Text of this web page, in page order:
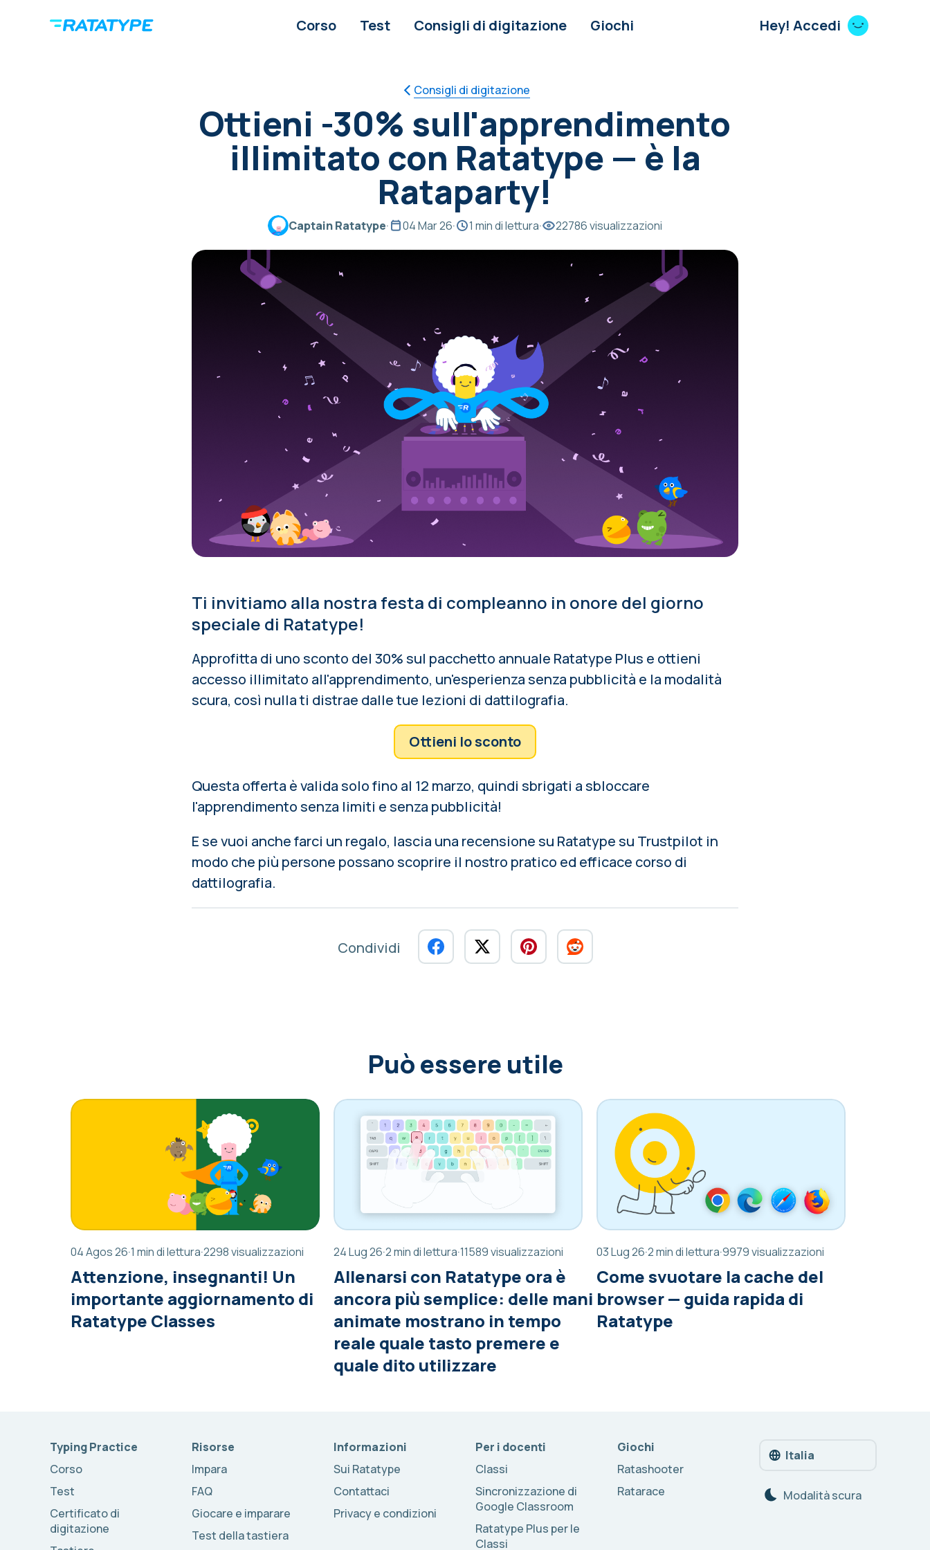
Corso Test Consigli di digitazione Giochi Hey! Accedi
Consigli di digitazione
Ottieni -30% sull'apprendimento
illimitato con Ratatype — è la
Rataparty!
Captain Ratatype· 04 Mar 26· 1 min di lettura· 22786 visualizzazioni
Ti invitiamo alla nostra festa di compleanno in onore del giorno
speciale di Ratatype!
Approfitta di uno sconto del 30% sul pacchetto annuale Ratatype Plus e ottieni
accesso illimitato all'apprendimento, un'esperienza senza pubblicità e la modalità
scura, così nulla ti distrae dalle tue lezioni di dattilografia.
Ottieni lo sconto
Questa offerta è valida solo fino al 12 marzo, quindi sbrigati a sbloccare
l'apprendimento senza limiti e senza pubblicità!
E se vuoi anche farci un regalo, lascia una recensione su Ratatypesu Trustpilot in
modo che più persone possano scoprire il nostro pratico ed efficace corso di
dattilografia.
Condividi
Può essere utile
04 Agos 26·1 min di lettura·2298 visualizzazioni
Attenzione, insegnanti! Un
importante aggiornamento di
Ratatype Classes
24 Lug 26·2 min di lettura·11589 visualizzazioni
Allenarsi con Ratatype ora è
ancora più semplice: delle mani
animate mostrano in tempo
reale quale tasto premere e
quale dito utilizzare
03 Lug 26·2 min di lettura·9979 visualizzazioni
Come svuotare la cache del
browser — guida rapida di
Ratatype
Typing Practice
Corso
Test
Certificato di
digitazione
Risorse
Impara
FAQ
Giocare e imparare
Test della tastiera
Informazioni
Sui Ratatype
Contattaci
Privacy e condizioni
Per i docenti
Classi
Sincronizzazione di
Google Classroom
Ratatype Plus per le
Classi
Giochi
Ratashooter
Ratarace
Italia
Modalità scura